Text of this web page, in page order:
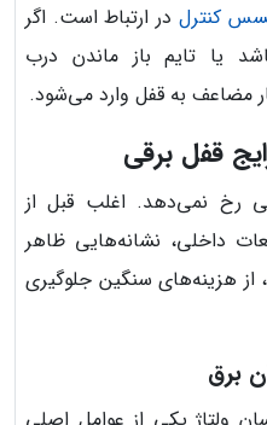
کنترل در ارتباط است. اگر
یا تایم باز ماندن درب
مضاعف به قفل وارد می‌شود.
قفل برقی
رخ نمی‌دهد. اغلب قبل از
داخلی، نشانه‌هایی ظاهر
هزینه‌های سنگین جلوگیری